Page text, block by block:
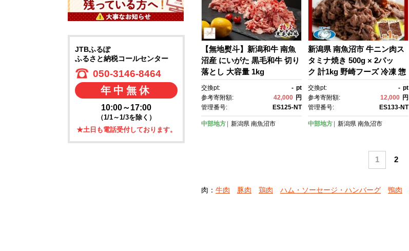
【無地熨斗】新潟和牛 南魚
沼産 にいがた 黒毛和牛 切り
落とし 大容量 1kg
交換pt: - pt
参考寄附額:
42,000 円
管理番号:
ES125-NT
中部地方 新潟県 南魚沼市
新潟県 南魚沼市 牛ニン肉ス
タミナ焼き 500g × 2パッ
ク 計1kg 野崎フーズ 冷凍 惣
菜 簡単 調理 牛肉 にんに
く おかず 味付き
交換pt: - pt
参考寄附額:
12,000 円
管理番号:
ES133-NT
中部地方 新潟県 南魚沼市
1 2
肉： 牛肉 豚肉 鶏肉 ハム・ソーセージ・ハンバーグ 鴨肉
JTBふるぽ
ふるさと納税コールセンター
050-3146-8464
年中無休
10:00～17:00
（1/1～1/3を除く）
★土日も電話受付しております。